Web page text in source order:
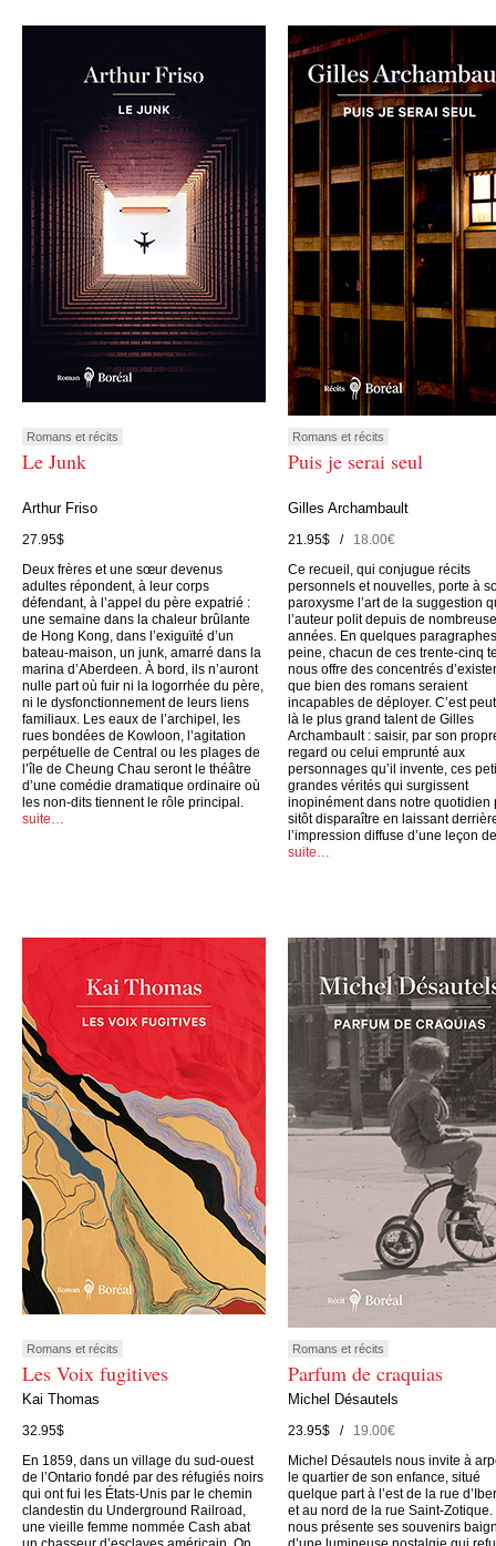
Romans et récits
Le Junk
Arthur Friso
27.95$
Deux frères et une sœur devenus
adultes répondent, à leur corps
défendant, à l’appel du père expatrié :
une semaine dans la chaleur brûlante
de Hong Kong, dans l’exiguïté d’un
bateau-maison, un junk, amarré dans la
marina d’Aberdeen. À bord, ils n’auront
nulle part où fuir ni la logorrhée du père,
ni le dysfonctionnement de leurs liens
familiaux. Les eaux de l’archipel, les
rues bondées de Kowloon, l’agitation
perpétuelle de Central ou les plages de
l’île de Cheung Chau seront le théâtre
d’une comédie dramatique ordinaire où
les non-dits tiennent le rôle principal.
suite…
Romans et récits
Puis je serai seul
Gilles Archambault
21.95$ /18.00€
Ce recueil, qui conjugue récits
personnels et nouvelles, porte à
paroxysme l’art de la suggestion
l’auteur polit depuis de
années. En quelques
peine, chacun de ces trente-cinq
nous offre des concentrés
que bien des romans seraient
incapables de déployer. C’est
là le plus grand talent de Gilles
Archambault : saisir, par son
regard ou celui emprunté aux
personnages qu’il invente, ces
grandes vérités qui surgissent
inopinément dans notre quotidien
sitôt disparaître en laissant
l’impression diffuse d’une leçon
suite…
Romans et récits
Les Voix fugitives
Kai Thomas
32.95$
En 1859, dans un village du sud-ouest
de l’Ontario fondé par des réfugiés noirs
qui ont fui les États-Unis par le chemin
clandestin du Underground Railroad,
une vieille femme nommée Cash abat
Romans et récits
Parfum de craquias
Michel Désautels
23.95$ /19.00€
Michel Désautels nous invite à
le quartier de son enfance, situé
quelque part à l’est de la rue
et au nord de la rue Saint-Zotique.
nous présente ses souvenirs